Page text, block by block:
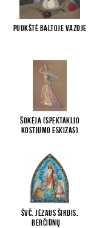
Puokštė baltoje vazoje
Šokėja (spektaklio
kostiumo eskizas)
Švč. Jėzaus Širdis.
Berčiūnų